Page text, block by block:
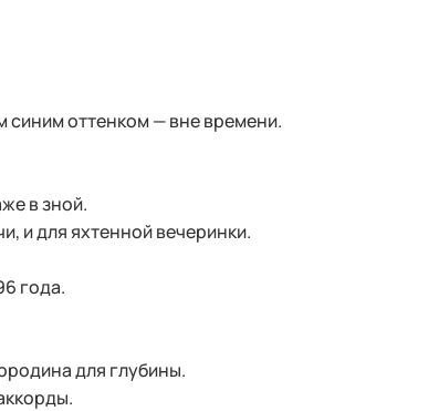
оттенком — вне времени.
в зной.
и для яхтенной вечеринки.
года.
для глубины.